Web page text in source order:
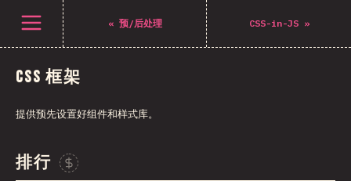
打开菜单 « 预/后处理 CSS-in-JS»
CSS 框架
提供预先设置好组件和样式库。
排行
Sponsor This Chart